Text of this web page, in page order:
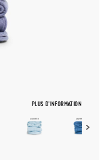
PLUS D'INFORMATION